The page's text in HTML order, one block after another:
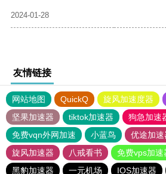
2024-01-28
友情链接
网站地图 QuickQ 旋风加速度器
坚果加速器
tiktok加速器
狗急加速
免费vqn外网加速
小蓝鸟 优途加速
旋风加速器
八戒看书
免费vps加速
黑豹加速器
一元机场 IOS加速器